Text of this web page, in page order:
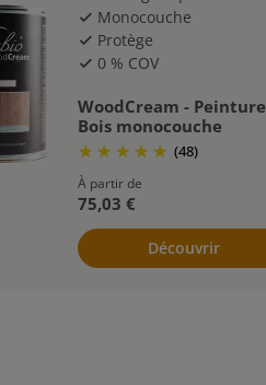
check Monocouche
check Protège
check 0 % COV
WoodCream - Peinture
Bois monocouche
(48)
À partir de
75,03 €
Découvrir